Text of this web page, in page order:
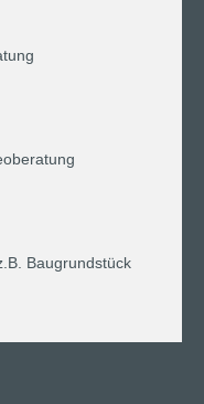
Baugrundstück